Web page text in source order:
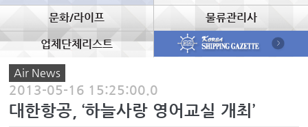
문화/라이프 물류관리사
업체단체리스트
Air News
2013-05-16 15:25:00.0
대한항공, ‘하늘사랑 영어교실 개최’